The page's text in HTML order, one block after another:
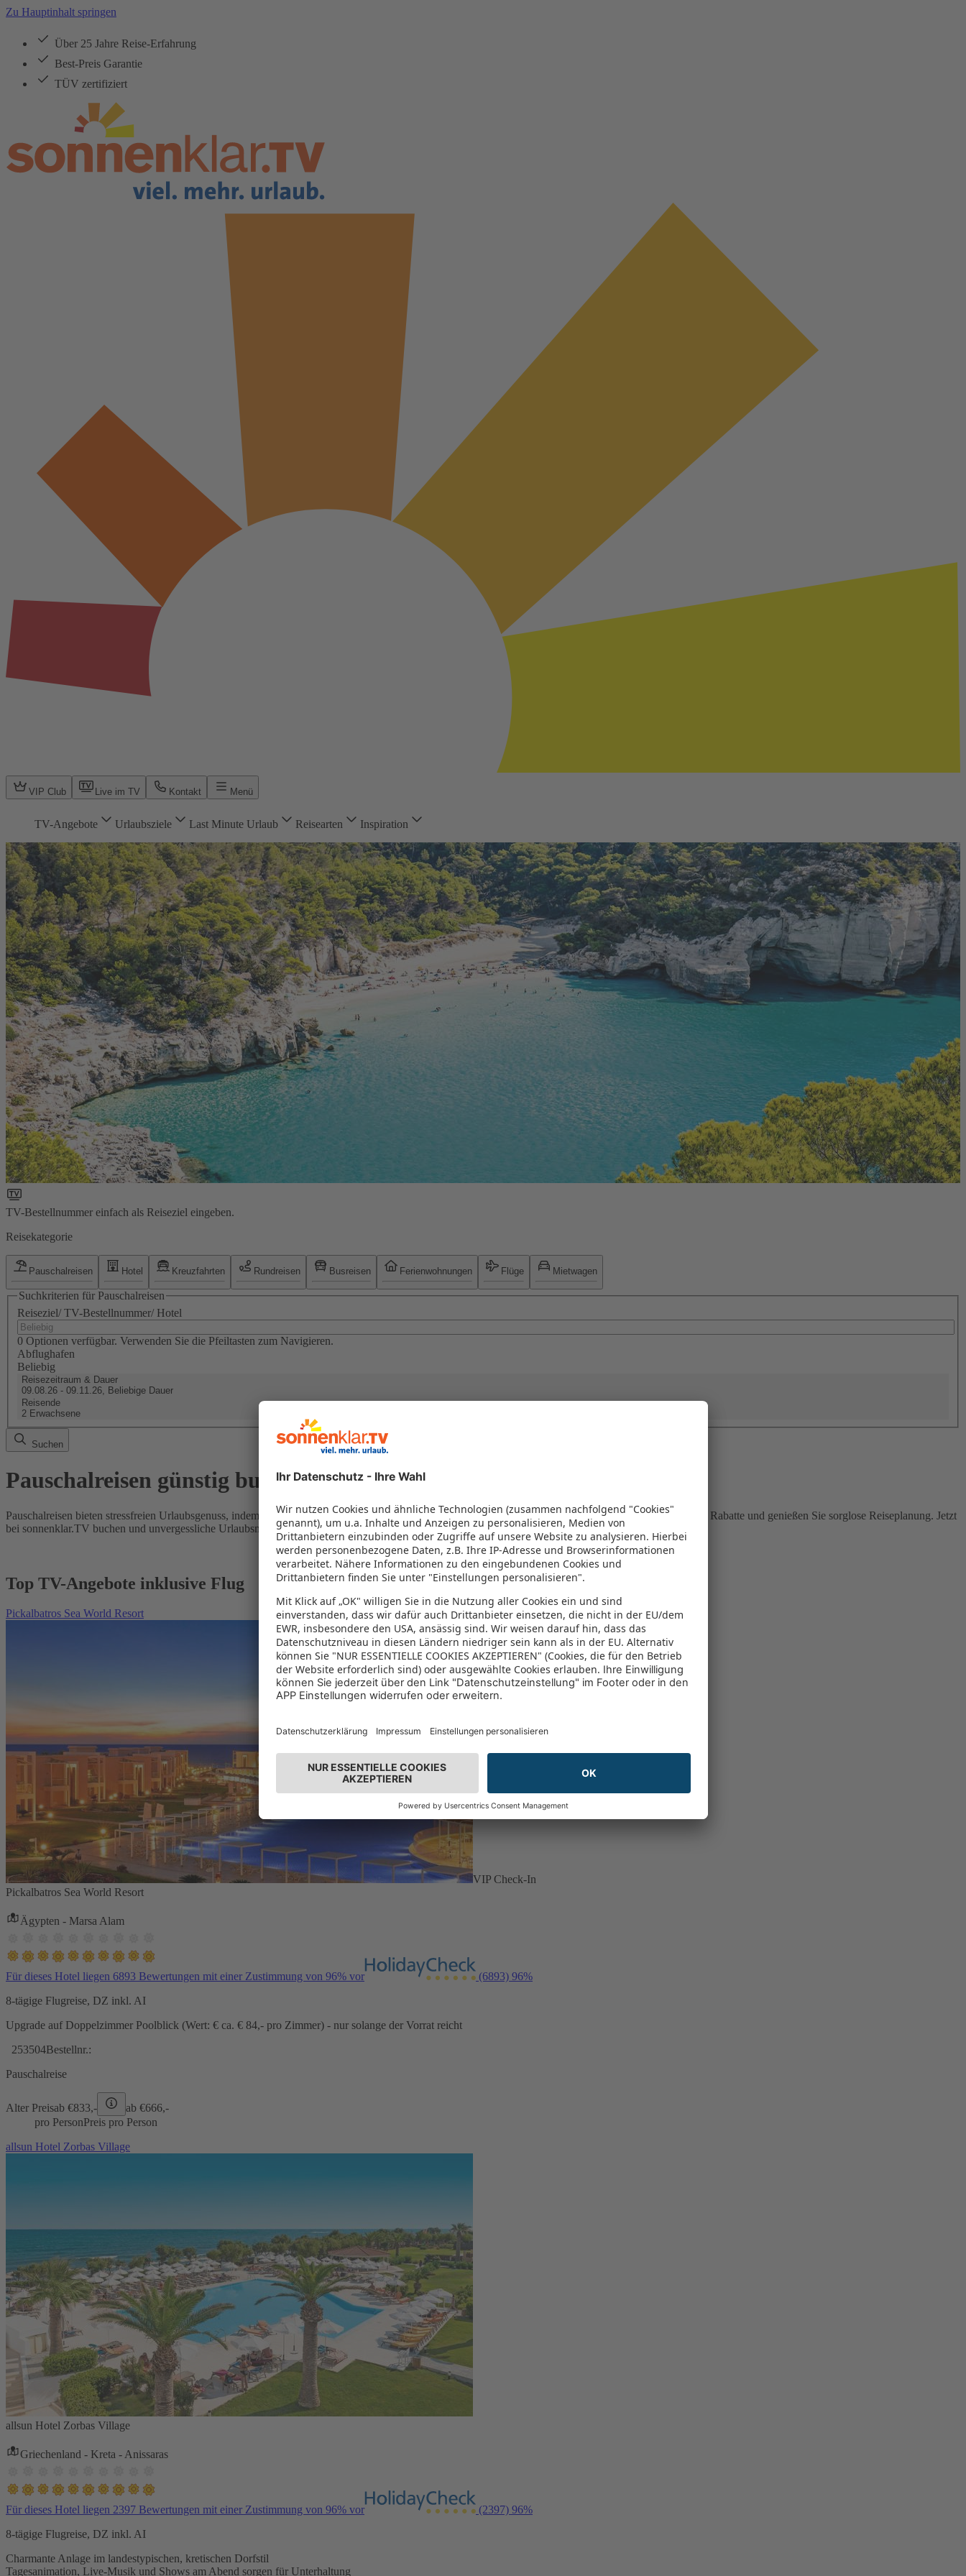
Zu Hauptinhalt springen
Über 25 Jahre Reise-Erfahrung
Best-Preis Garantie
TÜV zertifiziert
VIP Club Live im TV Kontakt Menü
TV-Angebote Urlaubsziele Last Minute Urlaub Reisearten Inspiration
TV-Bestellnummer einfach als Reiseziel eingeben.
Reisekategorie
Pauschalreisen Hotel Kreuzfahrten Rundreisen Busreisen Ferienwohnungen Flüge Mietwagen
Suchkriterien für Pauschalreisen
Reiseziel/ TV-Bestellnummer/ Hotel
0 Optionen verfügbar. Verwenden Sie die Pfeiltasten zum Navigieren.
Abflughafen
Beliebig
Reisezeitraum & Dauer
09.08.26 - 09.11.26, Beliebige Dauer
Reisende
2 Erwachsene
Suchen
Pauschalreisen günstig buchen
Pauschalreisen bieten stressfreien Urlaubsgenuss, indem Flug und Hotel in einem Paket kombiniert werden – das spart Zeit und Geld. Nutzen Sie attraktive Rabatte und genießen Sie sorglose Reiseplanung. Jetzt
bei sonnenklar.TV buchen und unvergessliche Urlaubsmomente erleben!
Top TV-Angebote inklusive Flug
Pickalbatros Sea World Resort
VIP Check-In
Pickalbatros Sea World Resort
Ägypten - Marsa Alam
Für dieses Hotel liegen 6893 Bewertungen mit einer Zustimmung von 96% vor (6893) 96%
8-tägige Flugreise, DZ inkl. AI
Upgrade auf Doppelzimmer Poolblick (Wert: € ca. € 84,- pro Zimmer) - nur solange der Vorrat reicht
253504Bestellnr.:
Pauschalreise
Alter Preisab €833,- ab €666,-
pro PersonPreis pro Person
allsun Hotel Zorbas Village
allsun Hotel Zorbas Village
Griechenland - Kreta - Anissaras
Für dieses Hotel liegen 2397 Bewertungen mit einer Zustimmung von 96% vor (2397) 96%
8-tägige Flugreise, DZ inkl. AI
Charmante Anlage im landestypischen, kretischen Dorfstil
Tagesanimation, Live-Musik und Shows am Abend sorgen für Unterhaltung